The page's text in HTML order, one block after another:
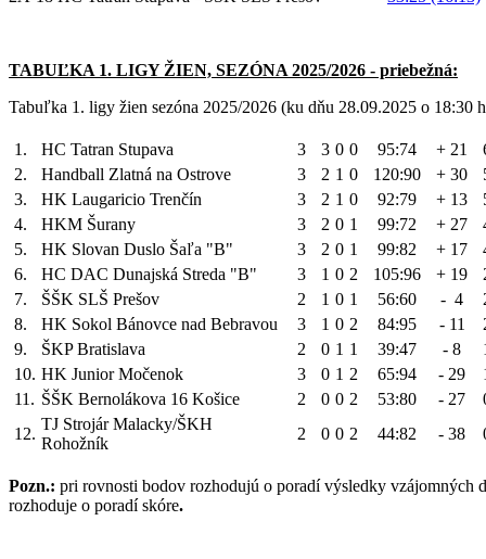
TABUĽKA 1. LIGY ŽIEN, SEZÓNA 2025/2026 - priebežná:
Tabuľka 1. ligy žien sezóna 2025/2026 (ku dňu 28.09.2025 o 18:30
1. HC Tatran Stupava 3 3 0 0 95:74 + 21
2.
Handball Zlatná na Ostrove 3 2 1 0 120:90 + 30
3.
HK Laugaricio Trenčín 3 2 1 0 92:79 + 13
4.
HKM Šurany 3 2 0 1 99:72 + 27
5.
HK Slovan Duslo Šaľa "B" 3 2 0 1 99:82 + 17
6.
HC DAC Dunajská Streda "B" 3 1 0 2 105:96 + 19
7.
ŠŠK SLŠ Prešov 2 1 0 1 56:60 - 4
8.
HK Sokol Bánovce nad Bebravou 3 1 0 2 84:95 - 11
9.
ŠKP Bratislava 2 0 1 1 39:47 - 8
10. HK Junior Močenok 3 0 1 2 65:94 - 29
11. ŠŠK Bernolákova 16 Košice 2 0 0 2 53:80 - 27
12.
TJ Strojár Malacky/ŠKH
Rohožník
2 0 0 2 44:82 - 38
Pozn.: pri rovnosti bodov rozhodujú o poradí výsledky vzájomných
rozhoduje o poradí skóre.